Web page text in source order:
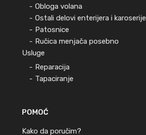
Obloga volana
Ostali delovi enterijera i karoserije
Patosnice
Ručica menjača posebno
Usluge
Reparacija
Tapaciranje
POMOĆ
Kako da poručim?